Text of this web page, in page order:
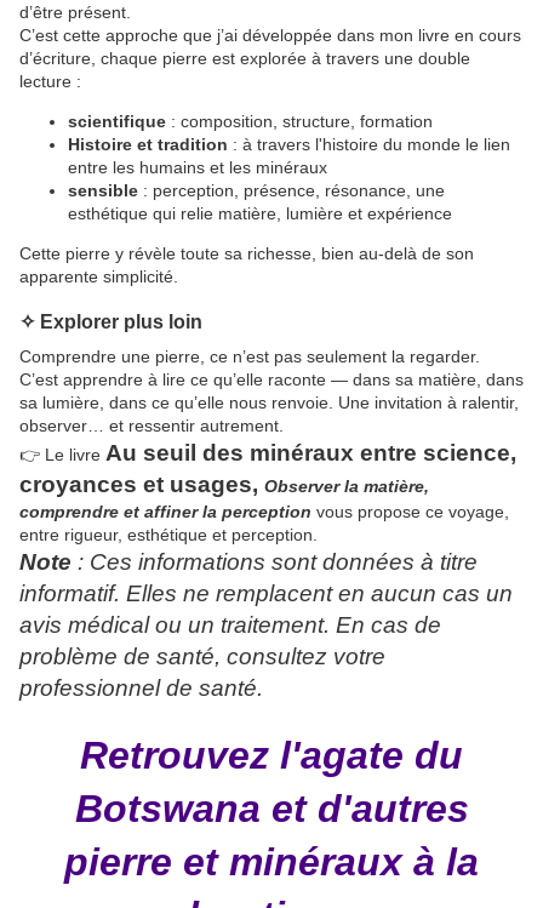
d’être présent.
C’est cette approche que j’ai développée dans mon livre en cours
d’écriture , chaque pierre est explorée à travers une double
lecture :
scientifique : composition, structure, formation
Histoire et tradition : à travers l'histoire du monde le lien
entre les humains et les minéraux
sensible : perception, présence, résonance, une
esthétique qui relie matière, lumière et expérience
Cette pierre y révèle toute sa richesse, bien au-delà de son
apparente simplicité.
✧ Explorer plus loin
Comprendre une pierre, ce n’est pas seulement la regarder.
C’est apprendre à lire ce qu’elle raconte — dans sa matière, dans
sa lumière, dans ce qu’elle nous renvoie. Une invitation à ralentir,
observer… et ressentir autrement.
👉 Le livre Au seuil des minéraux entre science,
croyances et usages, Observer la matière,
comprendre et affiner la perception vous propose ce voyage,
entre rigueur, esthétique et perception.
Note : Ces informations sont données à titre
informatif. Elles ne remplacent en aucun cas un
avis médical ou un traitement. En cas de
problème de santé, consultez votre
professionnel de santé.
Retrouvez l'agate du
Botswana et d'autres
pierre et minéraux à la